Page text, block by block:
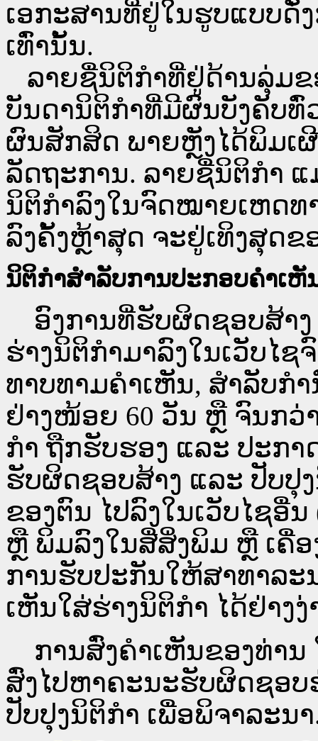
ເອກະສານທີ່ຢູ່ໃນຮູບແບບດັ່
ເທົ່ານັ້ນ.
ລາຍຊື່ນິຕິກຳທີ່ຢູ່ດ້ານລຸ່ມ
ບັນດານິຕິກຳທີ່ມີຜົນບັງຄັບທົ່
ຜົນສັກສິດ ພາຍຫຼັງໄດ້ພິມເ
ລັດຖະການ. ລາຍຊື່ນິຕິກຳ
ນິຕິກຳລົງໃນຈົດໝາຍເຫດທ
ລົງຄັ້ງຫຼ້າສຸດ ຈະຢູ່ເທິງສຸດຂ
ນິຕິກຳສຳລັບການປະກອບຄຳເຫັ
ອົງການທີ່ຮັບຜິດຊອບສ້າງ
ຮ່າງນິຕິກຳມາລົງໃນ​ເວັບ​ໄ
ທາບທາມຄຳເຫັນ, ສໍາລັບກໍ
ຢ່າງໜ້ອຍ 60 ວັນ ຫຼື ຈົນກ
ກໍາ ຖືກຮັບຮອງ ແລະ ປະກ
ຮັບຜິດຊອບສ້າງ ແລະ ປັບປຸ
ຂອງຕົນ ໄປລົງໃນ​ເວັບ​ໄຊ​ອື່
ຫຼື ພິມລົງໃນສື່ສິ່ງພິມ ຫຼື ເຄື່
ການຮັບປະກັນໃຫ້ສາທາລະ
ເຫັນໃສ່ຮ່າງນິຕິກຳ ໄດ້ຢ່າງ
ການສົ່ງຄໍາເຫັນຂອງທ່ານ
ສົ່ງໄປຫາຄະນະຮັບຜິດຊອບ
ປັບປຸງນິຕິກຳ ເພື່ອພິຈາລະນ